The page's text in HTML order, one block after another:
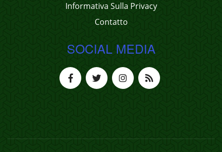
Informativa Sulla Privacy
Contatto
SOCIAL MEDIA